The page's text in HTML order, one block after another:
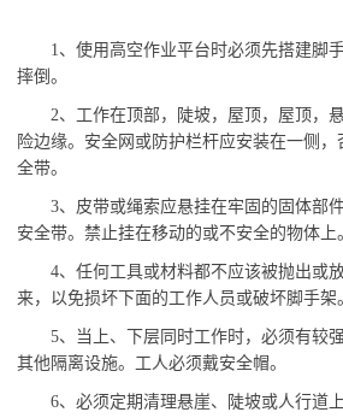
1、使用 高空作业平台时必须先搭建脚
摔倒。
2、 工作在顶部，陡坡，屋顶，屋顶，
险边缘。安全网或防护栏杆应安装在一侧
全带。
3、 皮带或绳索应悬挂在牢固的固体部
安全带。禁止挂在移动的或不安全的物体上
4、任何工具或材料都不应该被抛出或
来，以免损坏下面的工作人员或破坏脚手架
5、
当上、下层同时工作时，必须有较
其他隔离设施。工人必须戴安全帽。
6、必须定期清理悬崖、陡坡或人行道